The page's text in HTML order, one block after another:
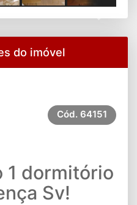
do imóvel
Cód. 64151
1 dormitório
Sv!